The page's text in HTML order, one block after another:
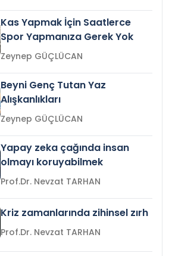
Kas Yapmak İçin Saatlerce
Spor Yapmanıza Gerek Yok
Zeynep GÜÇLÜCAN
Beyni Genç Tutan Yaz
Alışkanlıkları
Zeynep GÜÇLÜCAN
Yapay zeka çağında insan
olmayı koruyabilmek
Prof.Dr. Nevzat TARHAN
Kriz zamanlarında zihinsel zırh
Prof.Dr. Nevzat TARHAN